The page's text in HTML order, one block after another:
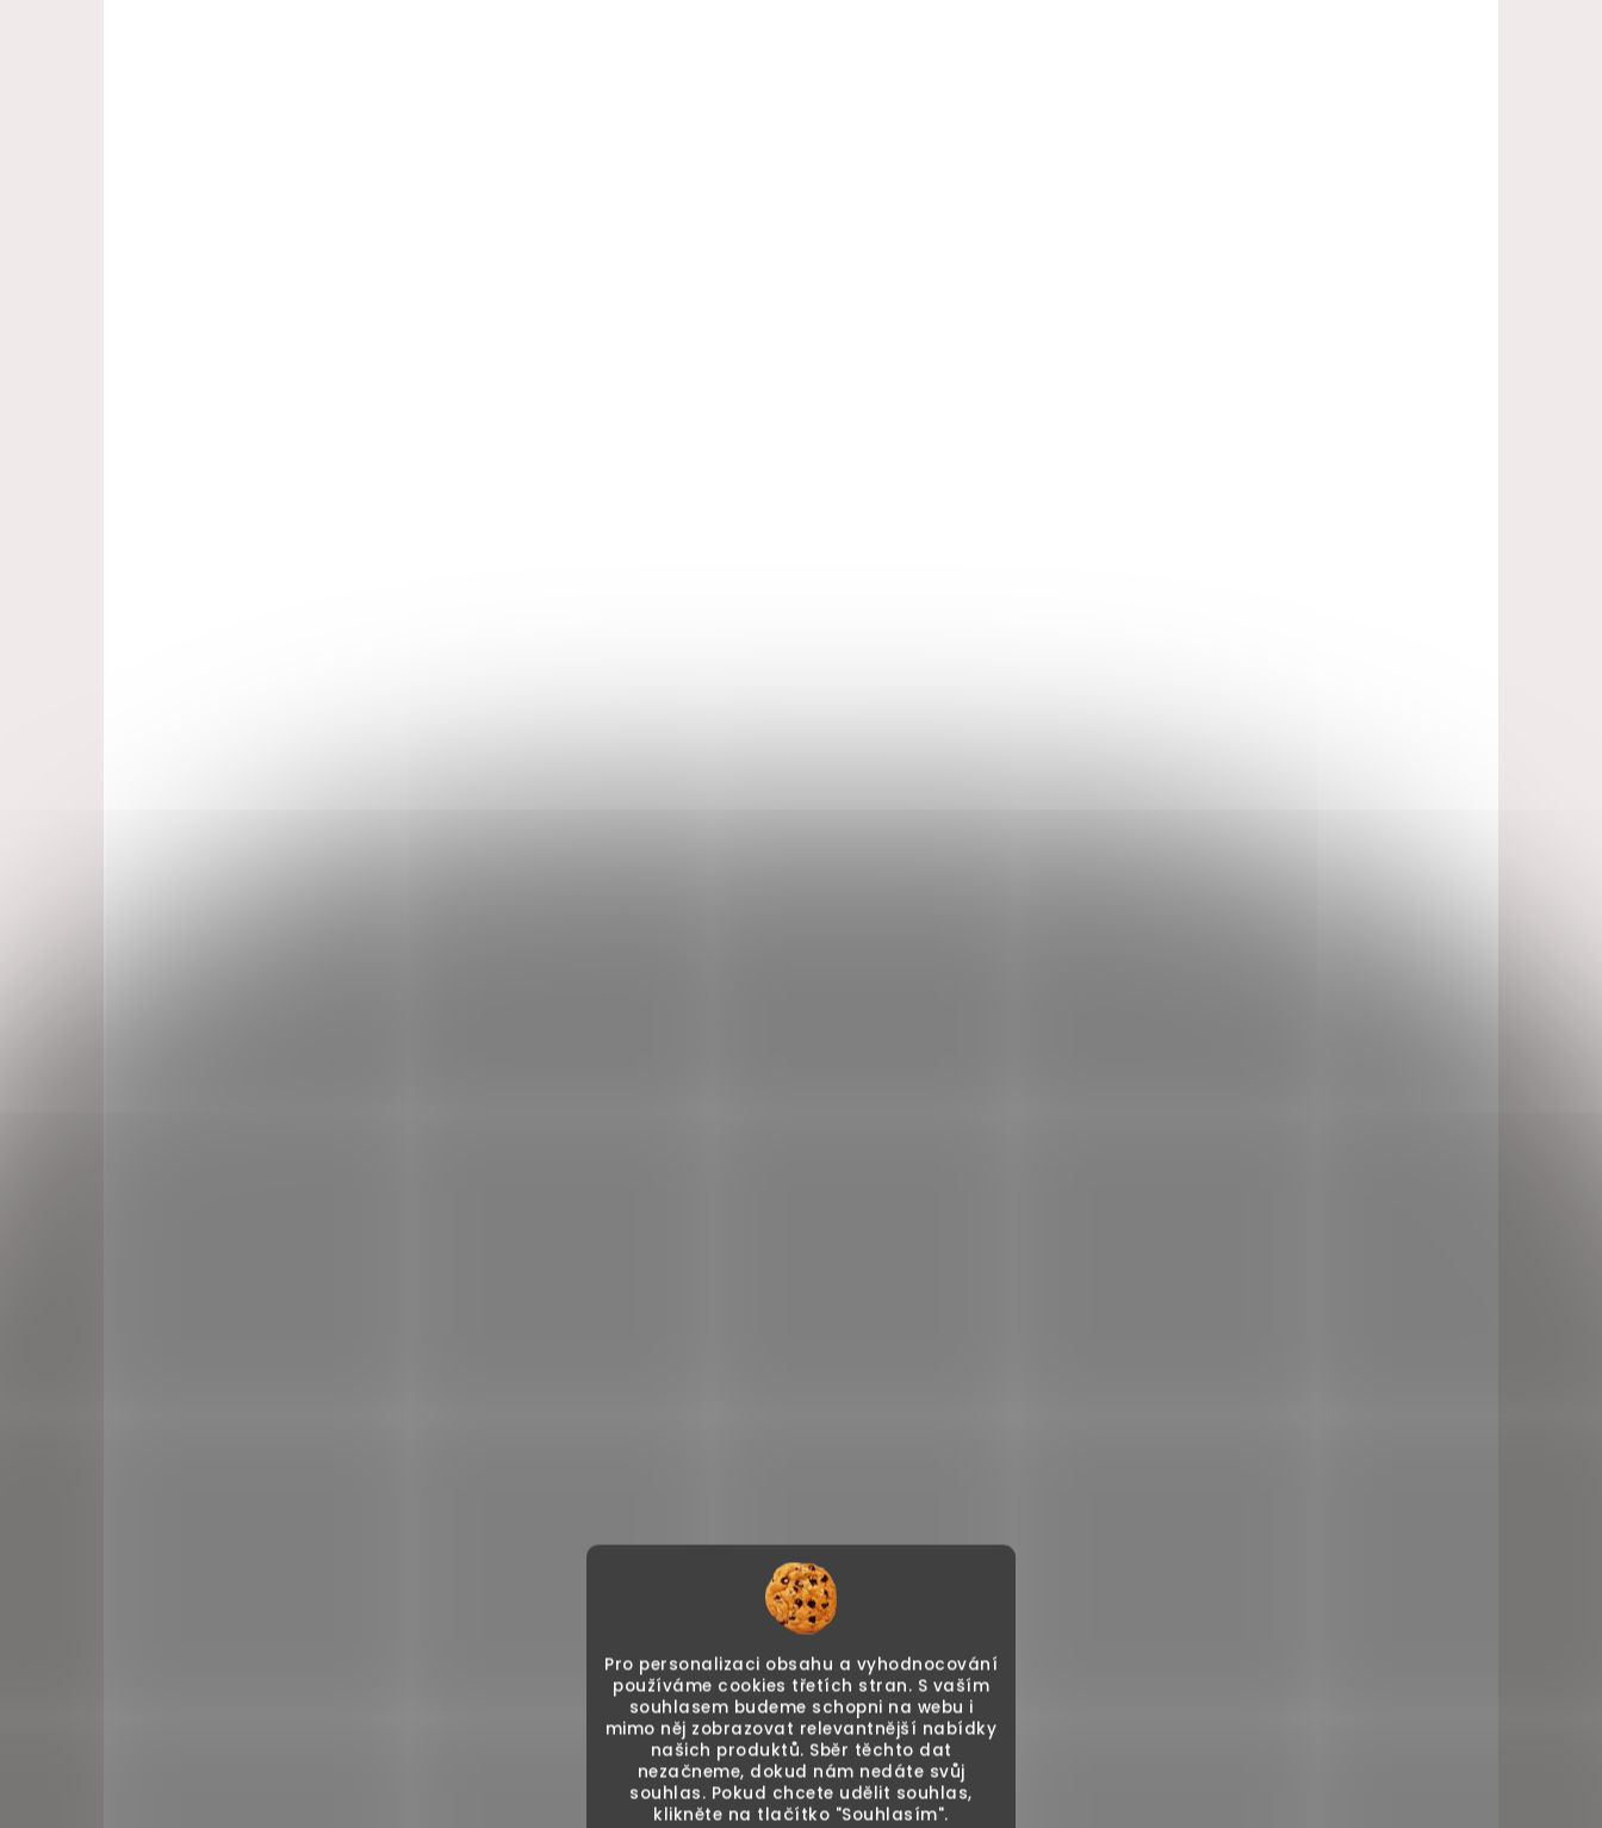
Pro personalizaci obsahu a vyhodnocování
používáme cookies třetích stran. S vaším
souhlasem budeme schopni na webu i
mimo něj zobrazovat relevantnější nabídky
našich produktů. Sběr těchto dat
nezačneme, dokud nám nedáte svůj
souhlas. Pokud chcete udělit souhlas,
klikněte na tlačítko "Souhlasím".